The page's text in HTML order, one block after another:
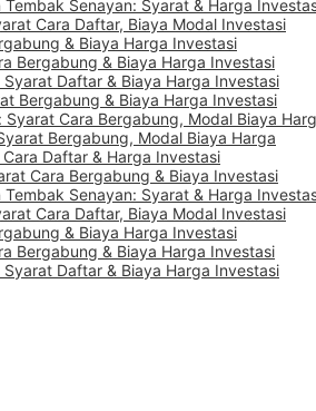
Senayan: Syarat & Harga
Cara Daftar, Biaya Modal Investasi
& Biaya Harga Investasi
Bergabung & Biaya Harga Investasi
Syarat Daftar & Biaya Harga Investasi
Bergabung & Biaya Harga Investasi
Syarat Cara Bergabung, Modal Biaya
Bergabung, Modal Biaya Harga
Daftar & Harga Investasi
Cara Bergabung & Biaya Investasi
Senayan: Syarat & Harga
Cara Daftar, Biaya Modal Investasi
& Biaya Harga Investasi
Bergabung & Biaya Harga Investasi
Syarat Daftar & Biaya Harga Investasi